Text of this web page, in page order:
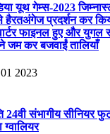
यूथ गेम्स-2023
प्रदर्शन कर
फाइनल हुए और युगल
जम कर बजवाईं तालियाँ
2023
24वी संभागीय सीनियर
ग्वालियर